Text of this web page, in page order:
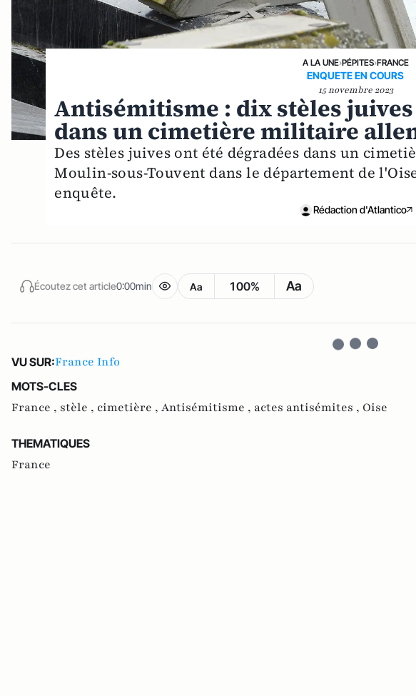
A LA UNE›PÉPITES›FRANCE
ENQUETE EN COURS
15 novembre 2023
Antisémitisme : dix stèles
dans un cimetière militaire
Des stèles juives ont été dégradées dans un
Moulin-sous-Touvent dans le département de
enquête.
Rédaction d'Atlantico
Écoutez cet article0:00min Aa 100% Aa
VU SUR:France Info
MOTS-CLES
France , stèle , cimetière , Antisémitisme , actes antisémites , Oise
THEMATIQUES
France